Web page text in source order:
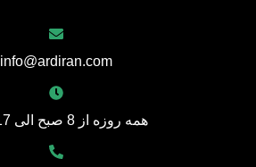
info@ardiran.com
همه روزه از 8 صبح الی 17عصر